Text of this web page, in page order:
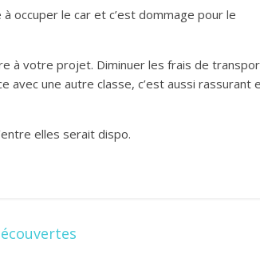
occuper le car et c’est dommage pour le
à votre projet. Diminuer les frais de
une autre classe, c’est aussi rassurant
elles serait dispo.